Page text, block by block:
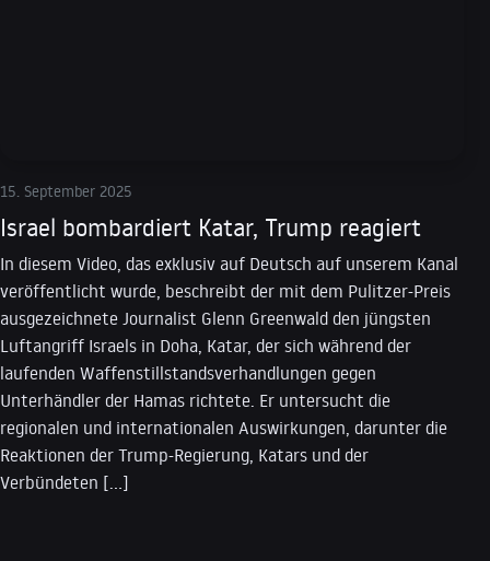
15. September 2025
Israel bombardiert Katar, Trump reagiert
In diesem Video, das exklusiv auf Deutsch auf unserem Kanal
veröffentlicht wurde, beschreibt der mit dem Pulitzer-Preis
ausgezeichnete Journalist Glenn Greenwald den jüngsten
Luftangriff Israels in Doha, Katar, der sich während der
laufenden Waffenstillstandsverhandlungen gegen
Unterhändler der Hamas richtete. Er untersucht die
regionalen und internationalen Auswirkungen, darunter die
Reaktionen der Trump-Regierung, Katars und der
Verbündeten […]